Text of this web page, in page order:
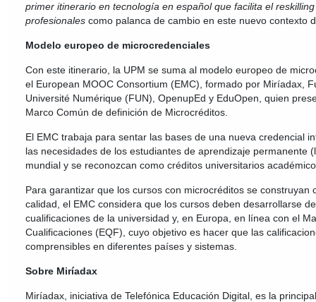
primer itinerario en tecnología en español que facilita el
profesionales como palanca de cambio en este nuevo contexto
Modelo europeo de microcredenciales
Con este itinerario, la UPM se suma al modelo europeo de
el European MOOC Consortium (EMC), formado por Miríadax,
Université Numérique (FUN), OpenupEd y EduOpen, quien
Marco Común de definición de Microcréditos.
El EMC trabaja para sentar las bases de una nueva credencial
las necesidades de los estudiantes de aprendizaje permanente
mundial y se reconozcan como créditos universitarios
Para garantizar que los cursos con microcréditos se construyan
calidad, el EMC considera que los cursos deben desarrollarse
cualificaciones de la universidad y, en Europa, en línea con el
Cualificaciones (EQF), cuyo objetivo es hacer que las
comprensibles en diferentes países y sistemas.
Sobre Miríadax
Miríadax, iniciativa de Telefónica Educación Digital, es la